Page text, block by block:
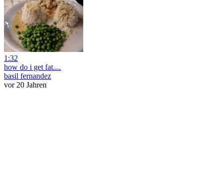
1:32
how do i get fat....
basil fernandez
vor 20 Jahren